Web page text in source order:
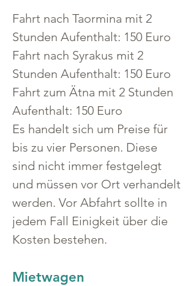
Fahrt nach Taormina mit 2
Stunden Aufenthalt: 150 Euro
Fahrt nach Syrakus mit 2
Stunden Aufenthalt: 150 Euro
Fahrt zum Ätna mit 2 Stunden
Aufenthalt: 150 Euro
Es handelt sich um Preise für
bis zu vier Personen. Diese
sind nicht immer festgelegt
und müssen vor Ort verhandelt
werden. Vor Abfahrt sollte in
jedem Fall Einigkeit über die
Kosten bestehen.
Mietwagen